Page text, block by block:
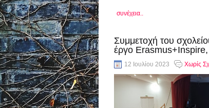
συνέχεια..
Συμμετοχή του
έργο Εrasmus+Inspire,
12 Ιουλίου 2023 Χωρίς